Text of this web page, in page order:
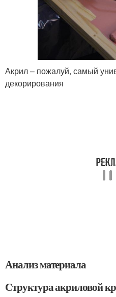
Акрил – пожалуй, самый
декорирования
Анализ материала
Структура акриловой